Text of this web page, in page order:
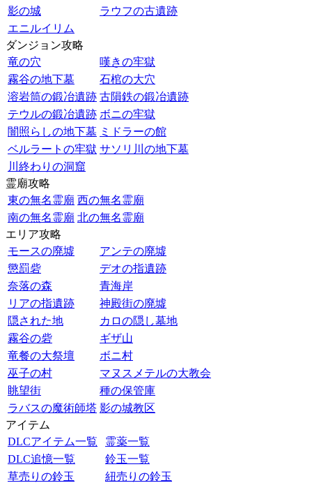
影の城
ラウフの古遺跡
エニルイリム
ダンジョン攻略
竜の穴
嘆きの牢獄
霧谷の地下墓
石棺の大穴
溶岩筒の鍛冶遺跡 古隕鉄の鍛冶遺跡
テウルの鍛冶遺跡 ボニの牢獄
闇照らしの地下墓 ミドラーの館
ベルラートの牢獄 サソリ川の地下墓
川終わりの洞窟
霊廟攻略
東の無名霊廟 西の無名霊廟
南の無名霊廟 北の無名霊廟
エリア攻略
モースの廃墟
アンテの廃墟
懲罰砦
デオの指遺跡
奈落の森
青海岸
リアの指遺跡
神殿街の廃墟
隠された地
カロの隠し墓地
霧谷の砦
ギザ山
竜餐の大祭壇
ボニ村
巫子の村
マヌスメテルの大教会
眺望街
種の保管庫
ラバスの魔術師塔 影の城教区
アイテム
DLCアイテム一覧
霊薬一覧
DLC追憶一覧
鈴玉一覧
草売りの鈴玉
紐売りの鈴玉